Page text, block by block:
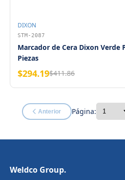
DIXON
STM-2087
Marcador de Cera Dixon Verde
Piezas
$294.19$411.86
Anterior Página:
Weldco Group.